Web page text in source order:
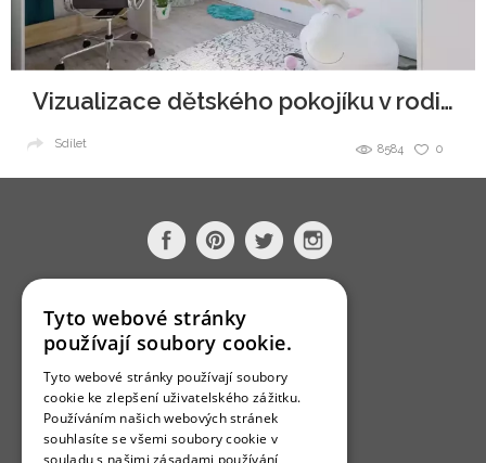
Vizualizace dětského pokojíku v rodinném domě
0
8584
Sdílet
Bydlo programy
Jak se zapojit?
Uživatelské podmínky
Ochrana osobních údajú
Tyto webové stránky
používají soubory cookie.
Tyto webové stránky používají soubory
cookie ke zlepšení uživatelského zážitku.
Používáním našich webových stránek
souhlasíte se všemi soubory cookie v
souladu s našimi zásadami používání